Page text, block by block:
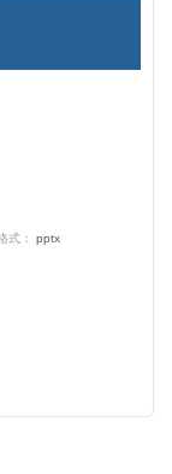
式：
pptx